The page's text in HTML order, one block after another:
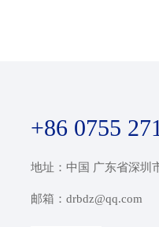
+86 0755
地址：中国 广东省深圳
邮箱：drbdz@qq.com